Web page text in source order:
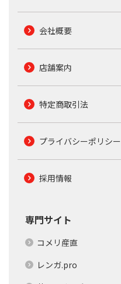
会社概要
店舗案内
特定商取引法
プライバシーポリシー
採用情報
専門サイト
コメリ産直
レンガ.pro